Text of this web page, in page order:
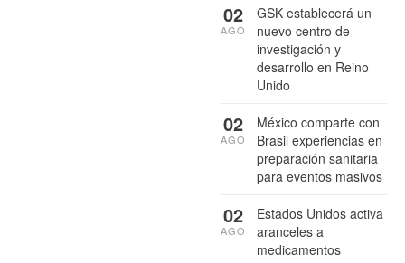
GSK establecerá un
nuevo centro de
investigación y
desarrollo en Reino
Unido
02
AGO
México comparte con
Brasil experiencias en
preparación sanitaria
para eventos masivos
02
AGO
Estados Unidos activa
aranceles a
medicamentos
02
AGO